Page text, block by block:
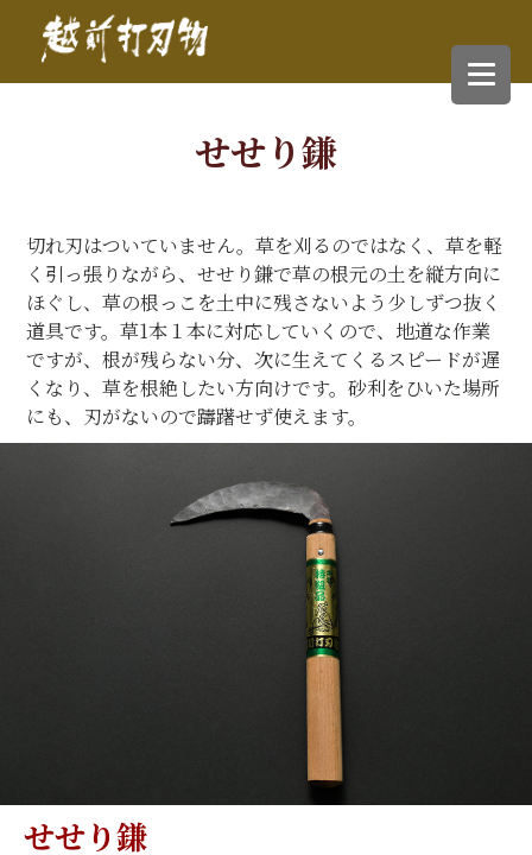
せせり鎌
切れ刃はついていません。草を刈るのではなく、草を軽
く引っ張りながら、せせり鎌で草の根元の土を縦方向に
ほぐし、草の根っこを土中に残さないよう少しずつ抜く
道具です。草1本１本に対応していくので、地道な作業
ですが、根が残らない分、次に生えてくるスピードが遅
くなり、草を根絶したい方向けです。砂利をひいた場所
にも、刃がないので躊躇せず使えます。
せせり鎌